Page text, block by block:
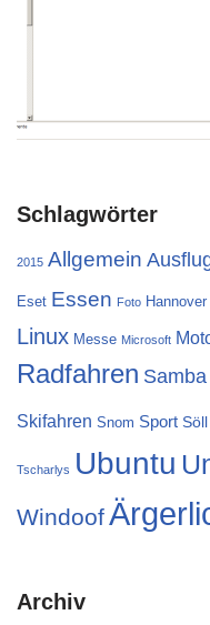
Schlagwörter
2015 Allgemein
Eset Essen Foto Hannover
Linux Messe Microsoft
Radfahren Samba
Skifahren Snom Sport Söll
Tscharlys Ubuntu
Windoof
Archiv